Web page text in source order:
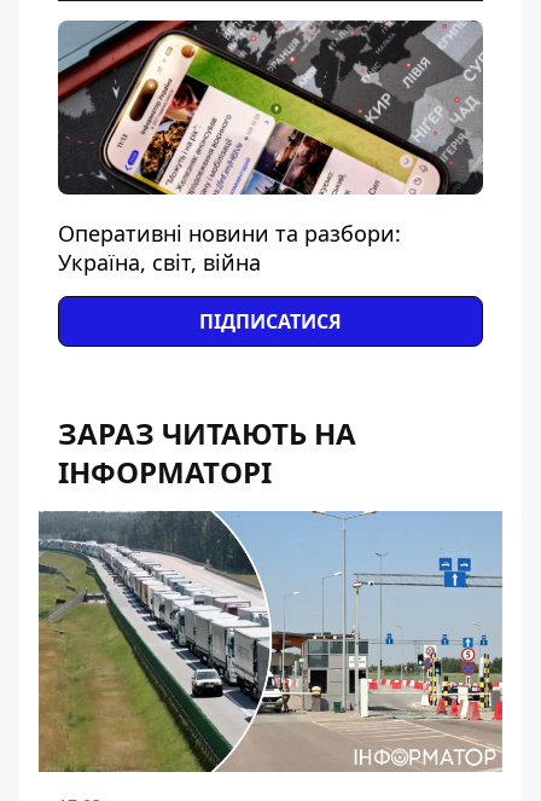
Оперативні новини та разбори:
Україна, світ, війна
ПІДПИСАТИСЯ
ЗАРАЗ ЧИТАЮТЬ НА
ІНФОРМАТОРІ